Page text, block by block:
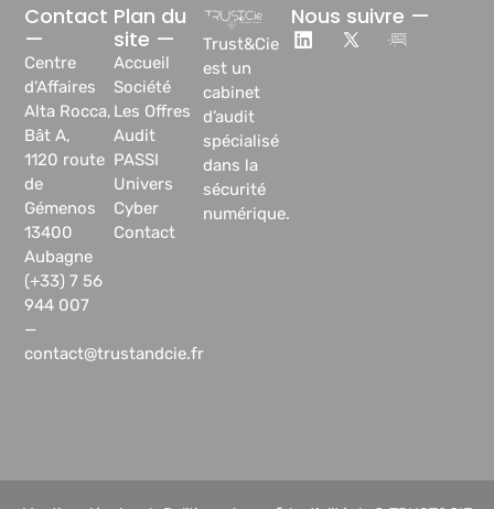
Trust&Cie
est un
cabinet
d’audit
spécialisé
dans la
sécurité
numérique.
Plan du
site —
Accueil
Société
Les Offres
Audit
PASSI
Univers
Cyber
Contact
Contact
—
Centre
d’Affaires
Alta Rocca,
Bât A,
1120 route
de
Gémenos
13400
Aubagne
(+33) 7 56
944 007
—
contact@trustandcie.fr
Nous suivre —